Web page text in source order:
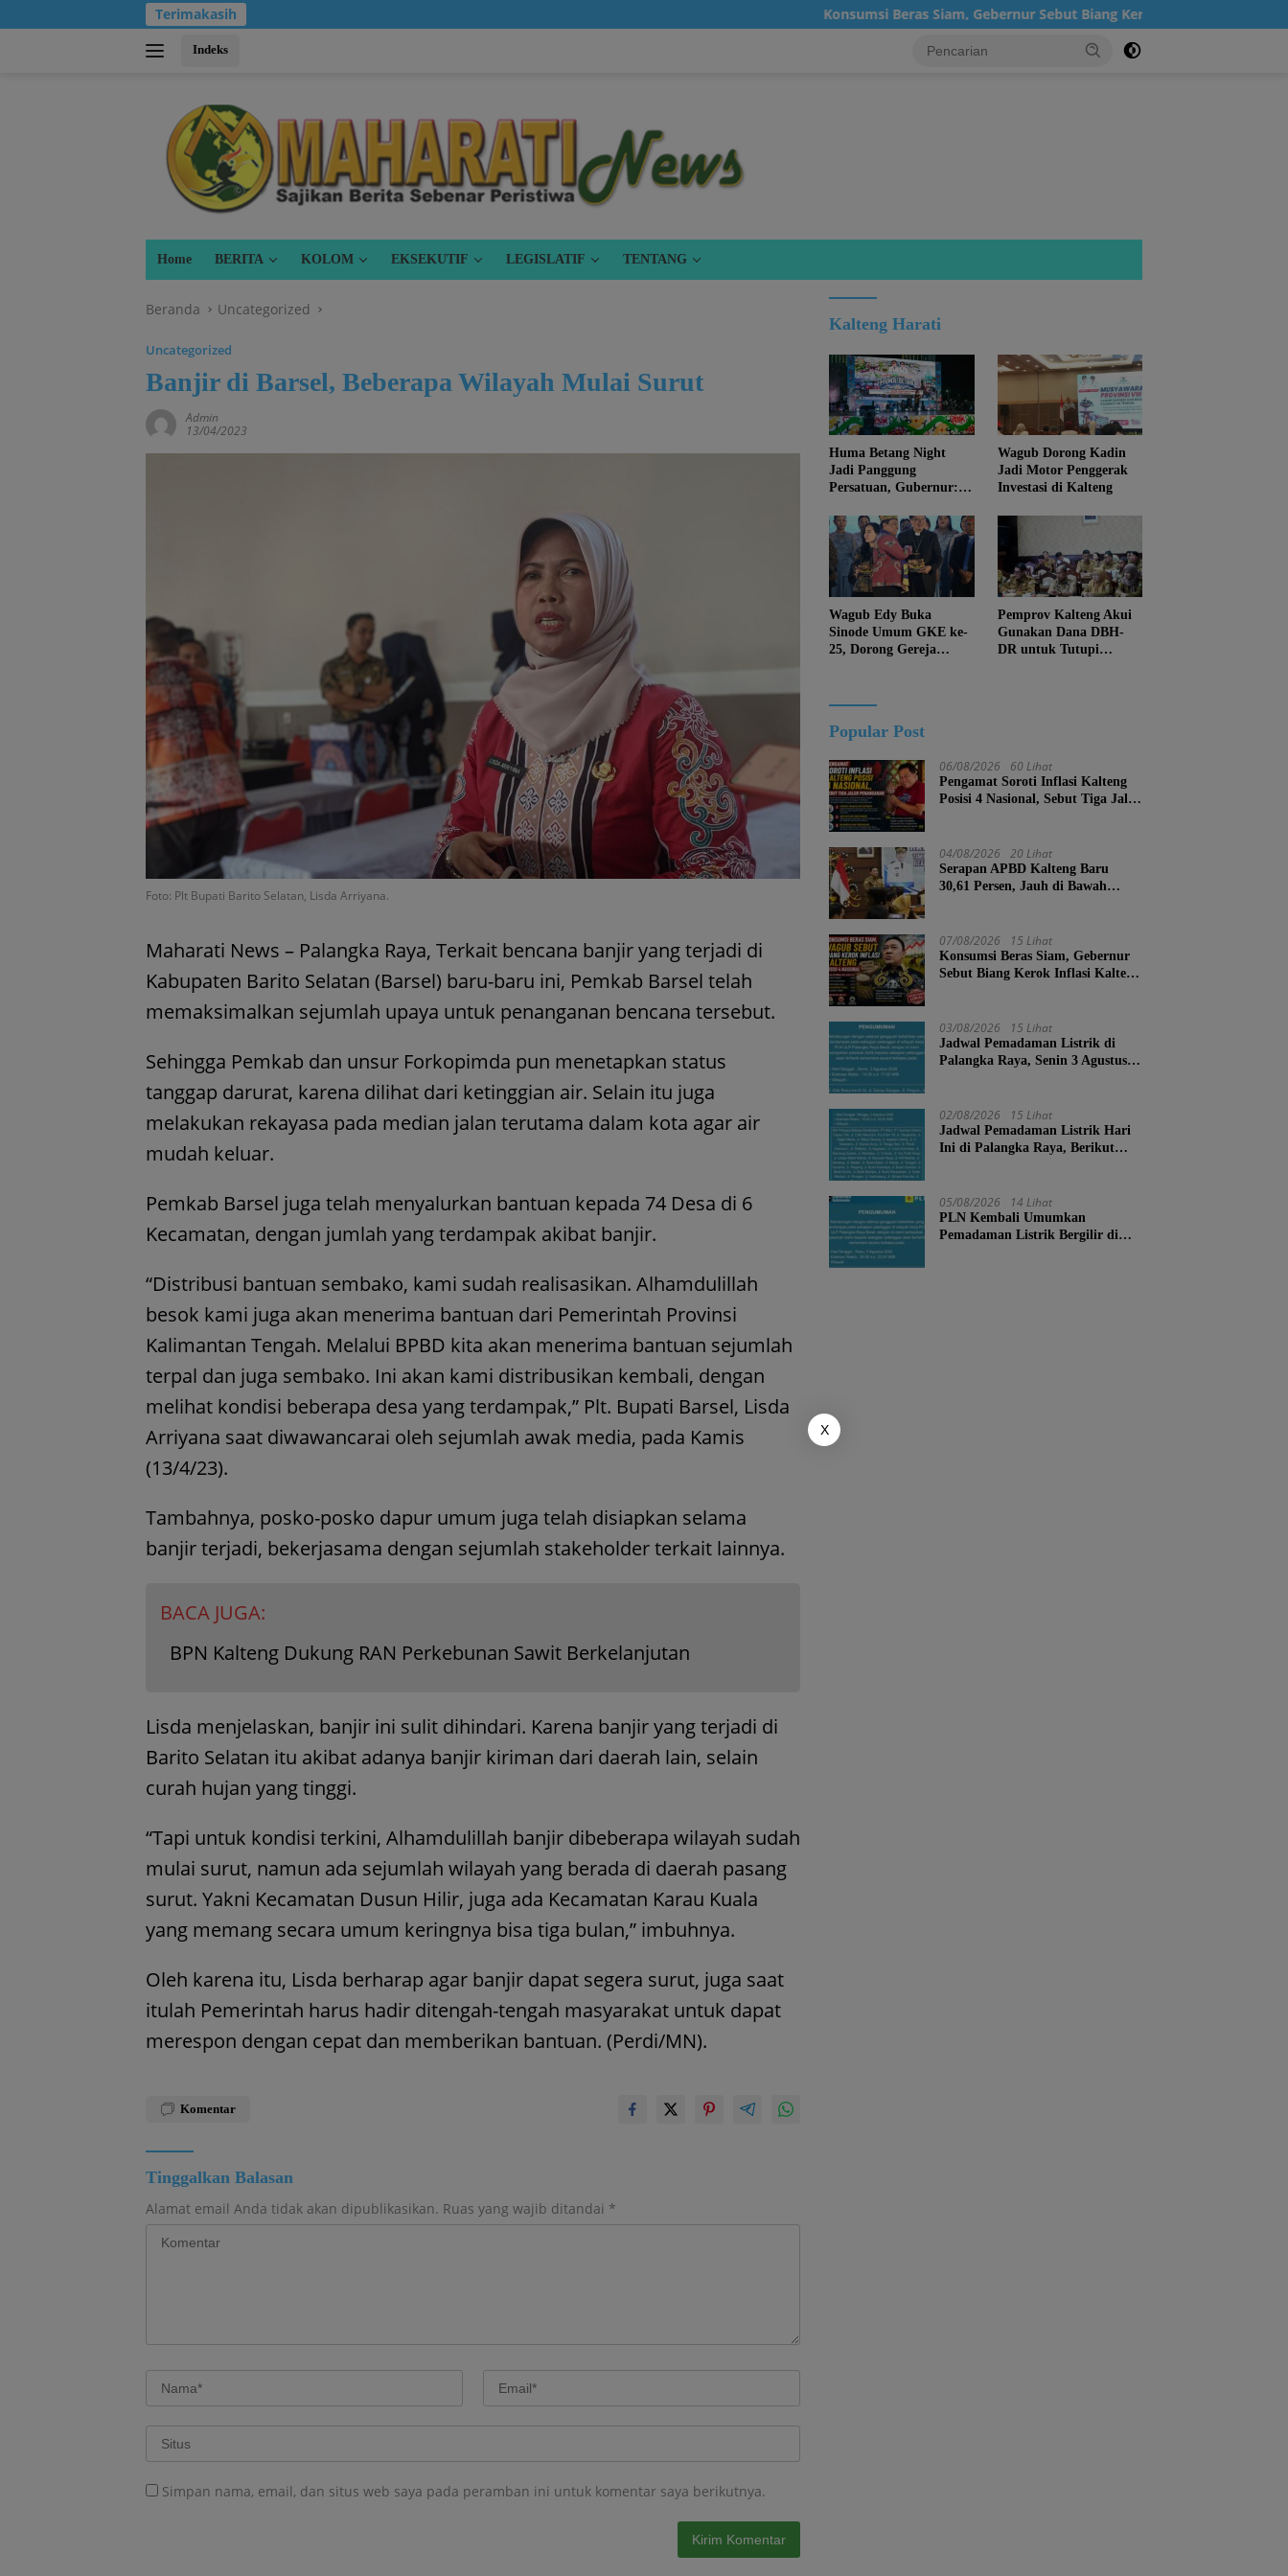
ke
Terimakasih Konsumsi Beras Siam, Gebernur Sebut Biang Kerok Inflasi Kalteng Posisi 4
Indeks
Home BERITA KOLOM EKSEKUTIF LEGISLATIF TENTANG
Beranda Uncategorized
Uncategorized
Banjir di Barsel, Beberapa Wilayah Mulai Surut
Admin
13/04/2023
Foto: Plt Bupati Barito Selatan, Lisda Arriyana.
Maharati News – Palangka Raya, Terkait bencana banjir yang terjadi di
Kabupaten Barito Selatan (Barsel) baru-baru ini, Pemkab Barsel telah
memaksimalkan sejumlah upaya untuk penanganan bencana tersebut.
Sehingga Pemkab dan unsur Forkopimda pun menetapkan status
tanggap darurat, karena dilihat dari ketinggian air. Selain itu juga
melakukan rekayasa pada median jalan terutama dalam kota agar air
mudah keluar.
Pemkab Barsel juga telah menyalurkan bantuan kepada 74 Desa di 6
Kecamatan, dengan jumlah yang terdampak akibat banjir.
“Distribusi bantuan sembako, kami sudah realisasikan. Alhamdulillah
besok kami juga akan menerima bantuan dari Pemerintah Provinsi
Kalimantan Tengah. Melalui BPBD kita akan menerima bantuan sejumlah
terpal dan juga sembako. Ini akan kami distribusikan kembali, dengan
melihat kondisi beberapa desa yang terdampak,” Plt. Bupati Barsel, Lisda
Arriyana saat diwawancarai oleh sejumlah awak media, pada Kamis
(13/4/23).
Tambahnya, posko-posko dapur umum juga telah disiapkan selama
banjir terjadi, bekerjasama dengan sejumlah stakeholder terkait lainnya.
BACA JUGA:
BPN Kalteng Dukung RAN Perkebunan Sawit Berkelanjutan
Lisda menjelaskan, banjir ini sulit dihindari. Karena banjir yang terjadi di
Barito Selatan itu akibat adanya banjir kiriman dari daerah lain, selain
curah hujan yang tinggi.
“Tapi untuk kondisi terkini, Alhamdulillah banjir dibeberapa wilayah sudah
mulai surut, namun ada sejumlah wilayah yang berada di daerah pasang
surut. Yakni Kecamatan Dusun Hilir, juga ada Kecamatan Karau Kuala
yang memang secara umum keringnya bisa tiga bulan,” imbuhnya.
Oleh karena itu, Lisda berharap agar banjir dapat segera surut, juga saat
itulah Pemerintah harus hadir ditengah-tengah masyarakat untuk dapat
merespon dengan cepat dan memberikan bantuan. (Perdi/MN).
Komentar
Tinggalkan Balasan
Alamat email Anda tidak akan dipublikasikan. Ruas yang wajib ditandai *
Simpan nama, email, dan situs web saya pada peramban ini untuk komentar saya berikutnya.
Kalteng Harati
Huma Betang Night
Jadi Panggung
Persatuan, Gubernur:
Kemajuan Menghapus
Jati Diri Kalteng
Wagub Dorong Kadin
Jadi Motor Penggerak
Investasi di Kalteng
Wagub Edy Buka
Sinode Umum GKE ke-
25, Dorong Gereja
Pemprov Kalteng Akui
Gunakan Dana DBH-
DR untuk Tutupi
Popular Post
06/08/2026 60 Lihat
Pengamat Soroti Inflasi Kalteng
Posisi 4 Nasional, Sebut Tiga Jalur
04/08/2026 20 Lihat
Serapan APBD Kalteng Baru
30,61 Persen, Jauh di Bawah
07/08/2026 15 Lihat
Konsumsi Beras Siam, Gebernur
Sebut Biang Kerok Inflasi Kalteng
03/08/2026 15 Lihat
Jadwal Pemadaman Listrik di
Palangka Raya, Senin 3 Agustus
02/08/2026 15 Lihat
Jadwal Pemadaman Listrik Hari
Ini di Palangka Raya, Berikut
05/08/2026 14 Lihat
PLN Kembali Umumkan
Pemadaman Listrik Bergilir di
X